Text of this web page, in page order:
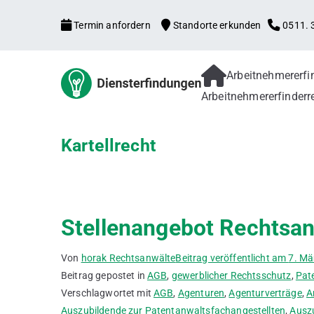
Termin anfordern Standorte erkunden 0511.
Kartellrecht
Stellenangebot
Von horak RechtsanwälteBeitrag veröffentlicht am7.
Beitrag gepostet inAGB, gewerblicher Rechtsschutz,
Verschlagwortet mitAGB, Agenturen,Agenturverträge,
Auszubildende zur Patentanwaltsfachangestellten,